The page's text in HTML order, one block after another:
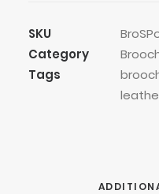
SKU
Category
Tags